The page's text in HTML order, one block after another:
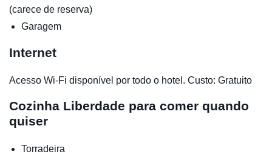
(carece de reserva)
Garagem
Internet
Acesso Wi-Fi disponível por todo o hotel. Custo: Gratuito
Cozinha Liberdade para comer quando
quiser
Torradeira